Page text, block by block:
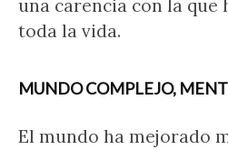
una carencia con la que
toda la vida.
MUNDO COMPLEJO,
El mundo ha mejorado